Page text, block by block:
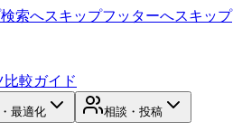
検索へスキップフッターへスキップ
比較ガイド
最適化 相談・投稿